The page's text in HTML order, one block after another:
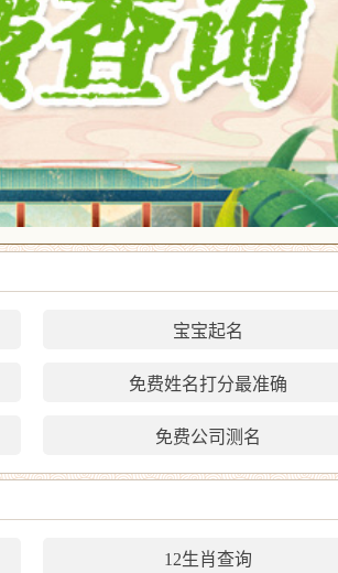
宝宝起名
免费姓名打分最准确
免费公司测名
12生肖查询